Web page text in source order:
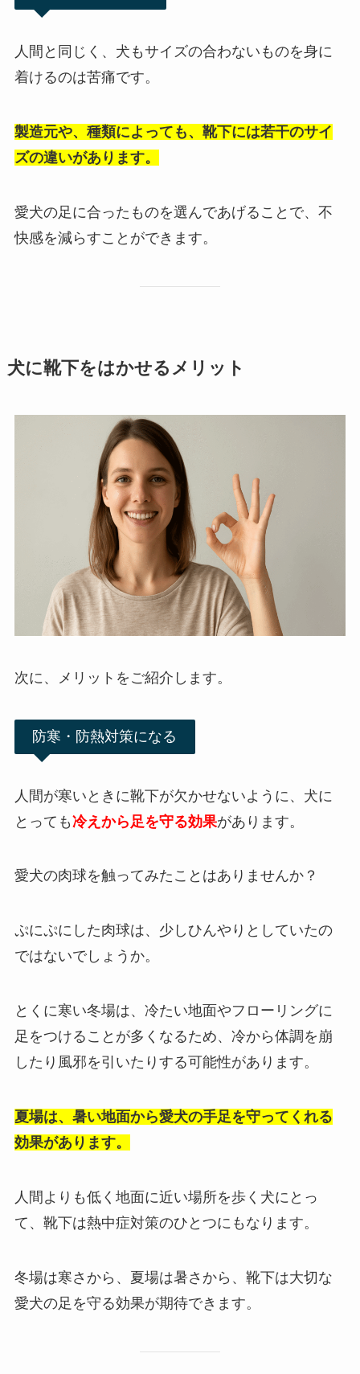
人間と同じく、犬もサイズの合わないものを身に
着けるのは苦痛です。
製造元や、種類によっても、靴下には若干のサイ
ズの違いがあります。
愛犬の足に合ったものを選んであげることで、不
快感を減らすことができます。
犬に靴下をはかせるメリット
次に、メリットをご紹介します。
防寒・防熱対策になる
人間が寒いときに靴下が欠かせないように、犬に
とっても冷えから足を守る効果があります。
愛犬の肉球を触ってみたことはありませんか？
ぷにぷにした肉球は、少しひんやりとしていたの
ではないでしょうか。
とくに寒い冬場は、冷たい地面やフローリングに
足をつけることが多くなるため、冷から体調を崩
したり風邪を引いたりする可能性があります。
夏場は、暑い地面から愛犬の手足を守ってくれる
効果があります。
人間よりも低く地面に近い場所を歩く犬にとっ
て、靴下は熱中症対策のひとつにもなります。
冬場は寒さから、夏場は暑さから、靴下は大切な
愛犬の足を守る効果が期待できます。